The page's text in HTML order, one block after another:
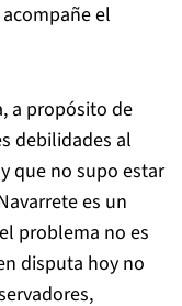
el
a propósito de
debilidades al
que no supo estar
es un
problema no es
disputa hoy no